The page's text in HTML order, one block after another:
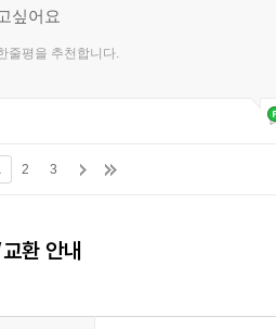
싶어요
줄평을 추천합니다.
2 3
환 안내